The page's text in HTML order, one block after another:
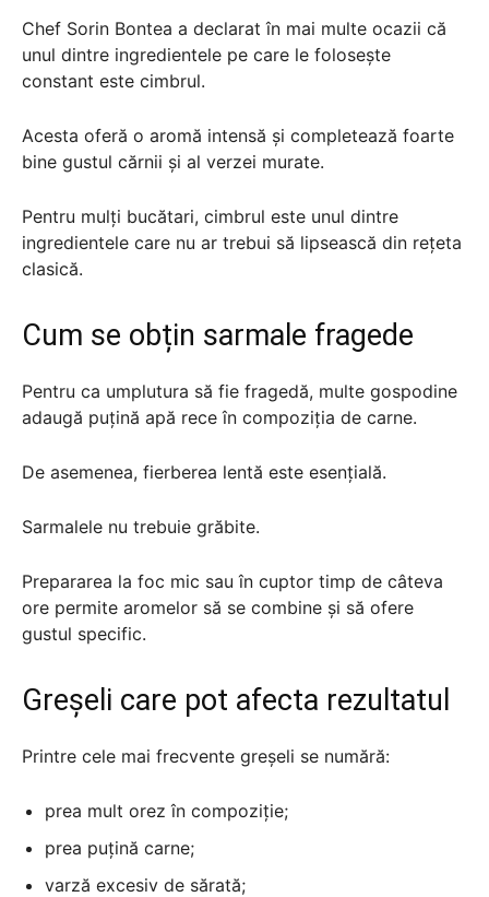
Chef Sorin Bontea a declarat în mai multe ocazii că
unul dintre ingredientele pe care le folosește
constant este cimbrul.
Acesta oferă o aromă intensă și completează foarte
bine gustul cărnii și al verzei murate.
Pentru mulți bucătari, cimbrul este unul dintre
ingredientele care nu ar trebui să lipsească din rețeta
clasică.
Cum se obțin sarmale fragede
Pentru ca umplutura să fie fragedă, multe gospodine
adaugă puțină apă rece în compoziția de carne.
De asemenea, fierberea lentă este esențială.
Sarmalele nu trebuie grăbite.
Prepararea la foc mic sau în cuptor timp de câteva
ore permite aromelor să se combine și să ofere
gustul specific.
Greșeli care pot afecta rezultatul
Printre cele mai frecvente greșeli se numără:
prea mult orez în compoziție;
prea puțină carne;
varză excesiv de sărată;